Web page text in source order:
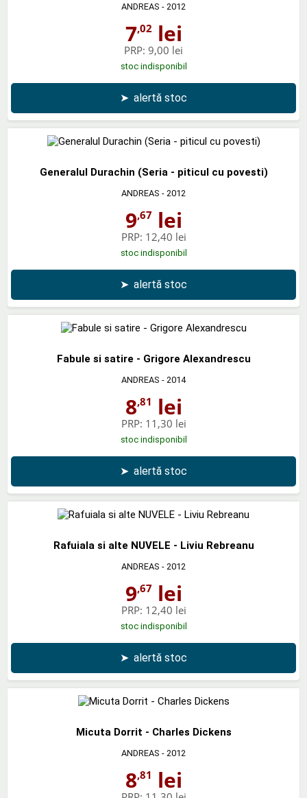
ANDREAS - 2012
7,02lei
PRP: 9,00 lei
stoc indisponibil
➤ alertă stoc
Generalul Durachin (Seria - piticul cu povesti)
ANDREAS - 2012
9,67lei
PRP: 12,40 lei
stoc indisponibil
➤ alertă stoc
Fabule si satire - Grigore Alexandrescu
ANDREAS - 2014
8,81 lei
PRP: 11,30 lei
stoc indisponibil
➤ alertă stoc
Rafuiala si alte NUVELE - Liviu Rebreanu
ANDREAS - 2012
9,67lei
PRP: 12,40 lei
stoc indisponibil
➤ alertă stoc
Micuta Dorrit - Charles Dickens
ANDREAS - 2012
8,81 lei